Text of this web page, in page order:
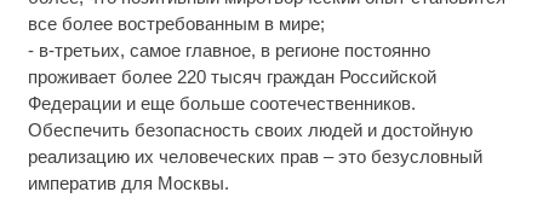
все более востребованным в мире;
- в-третьих, самое главное, в регионе постоянно
проживает более 220 тысяч граждан Российской
Федерации и еще больше соотечественников.
Обеспечить безопасность своих людей и достойную
реализацию их человеческих прав – это безусловный
императив для Москвы.